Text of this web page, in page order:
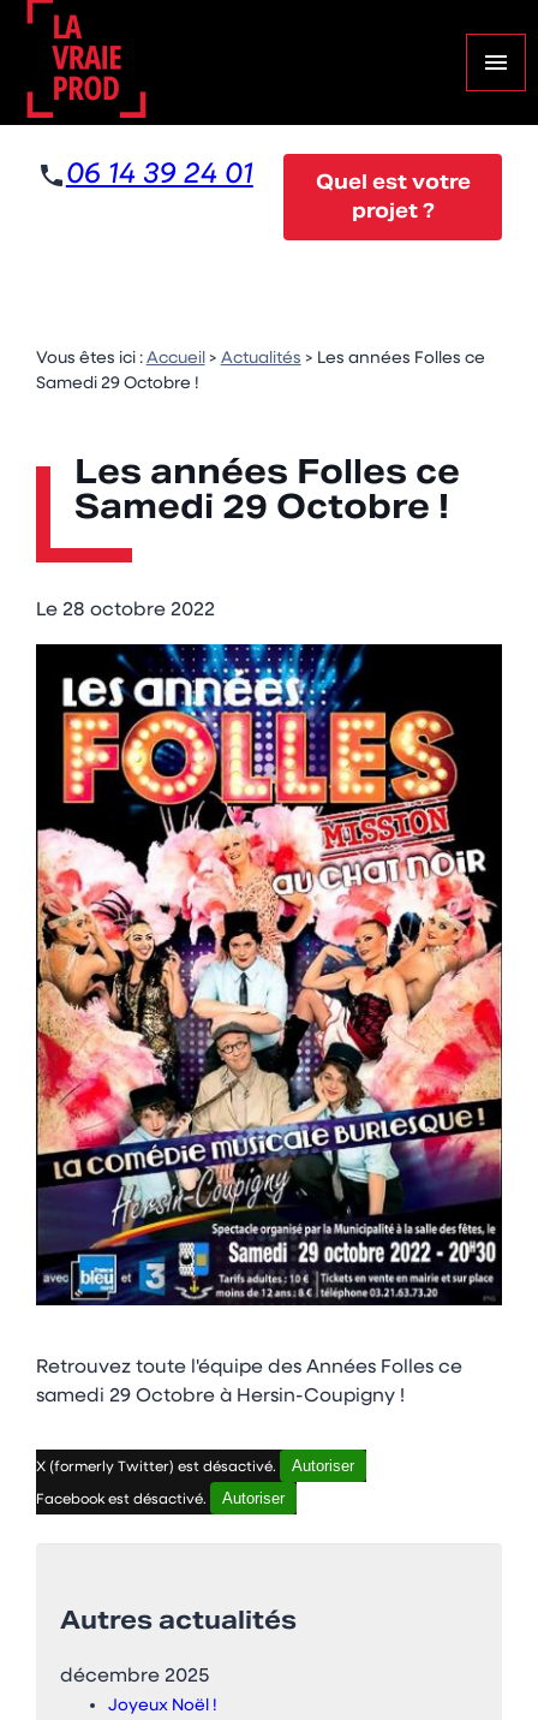
menu
06 14 39 24 01
Quel est votre
projet ?
Vous êtes ici : Accueil> Actualités > Les années Folles ce
Samedi 29 Octobre !
Les années Folles ce
Samedi 29 Octobre !
Le 28 octobre 2022
Retrouvez toute l'équipe des Années Folles ce
samedi 29 Octobre à Hersin-Coupigny !
X (formerly Twitter) est désactivé. Autoriser
Facebook est désactivé. Autoriser
Autres actualités
décembre 2025
Joyeux Noël !
Panneau de gestion des cookies